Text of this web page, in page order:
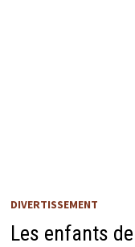
DIVERTISSEMENT
Les enfants